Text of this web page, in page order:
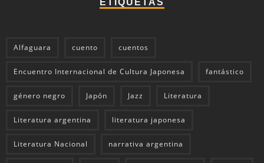
ETIQUETAS
Alfaguara cuento cuentos
Encuentro Internacional de Cultura Japonesa fantástico
género negro Japón Jazz Literatura
Literatura argentina literatura japonesa
Literatura Nacional narrativa argentina